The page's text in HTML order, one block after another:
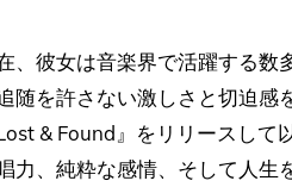
、彼女は音楽界で活躍する数
随を許さない激しさと切迫感
Lost & Found』をリリースし
力、純粋な感情、そして人生